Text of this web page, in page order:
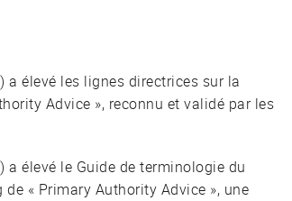
élevé les lignes directrices sur la
Advice », reconnu et validé par les
élevé le Guide de terminologie du
de « Primary Authority Advice », une